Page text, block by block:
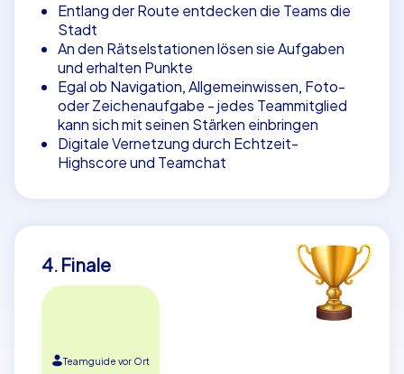
Entlang der Route entdecken die Teams die
Stadt
An den Rätselstationen lösen sie Aufgaben
und erhalten Punkte
Egal ob Navigation, Allgemeinwissen, Foto-
oder Zeichenaufgabe - jedes Teammitglied
kann sich mit seinen Stärken einbringen
Digitale Vernetzung durch Echtzeit-
Highscore und Teamchat
4. Finale
Teamguide vor Ort